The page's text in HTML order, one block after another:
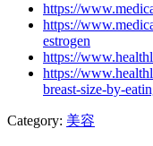
https://
https://
estrogen
https://
https://
breast-size-by-
Category: 美容